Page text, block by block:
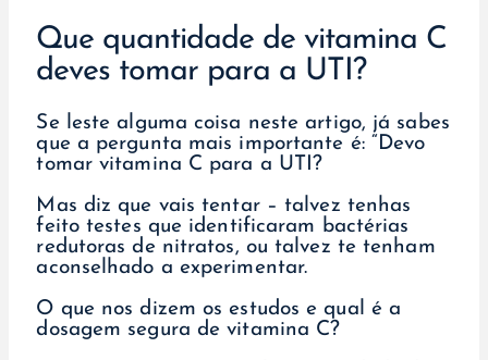
Que quantidade de vitamina C
deves tomar para a UTI?
Se leste alguma coisa neste artigo, já sabes
que a pergunta mais importante é: “Devo
tomar vitamina C para a UTI?
Mas diz que vais tentar – talvez tenhas
feito testes que identificaram bactérias
redutoras de nitratos, ou talvez te tenham
aconselhado a experimentar.
O que nos dizem os estudos e qual é a
dosagem segura de vitamina C?